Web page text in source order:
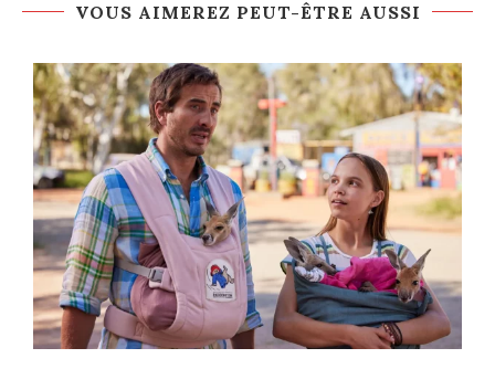
VOUS AIMEREZ PEUT-ÊTRE AUSSI